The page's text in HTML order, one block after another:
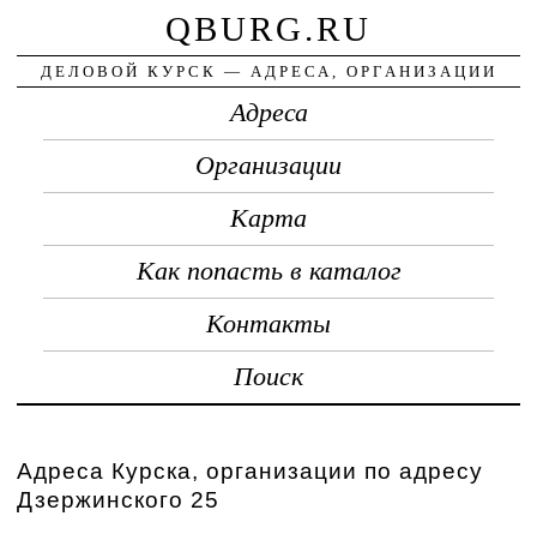
QBURG.RU
ДЕЛОВОЙ КУРСК — АДРЕСА, ОРГАНИЗАЦИИ
Адреса
Организации
Карта
Как попасть в каталог
Контакты
Поиск
Адреса Курска, организации по адресу
Дзержинского 25